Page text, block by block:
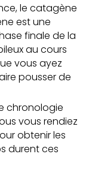
le catagène
est une
finale de la
au cours
vous ayez
pousser de
chronologie
vous rendiez
obtenir les
durent ces